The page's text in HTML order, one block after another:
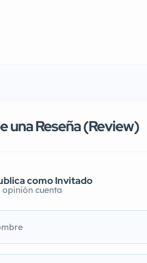
una Reseña (Review)
como Invitado
opinión cuenta